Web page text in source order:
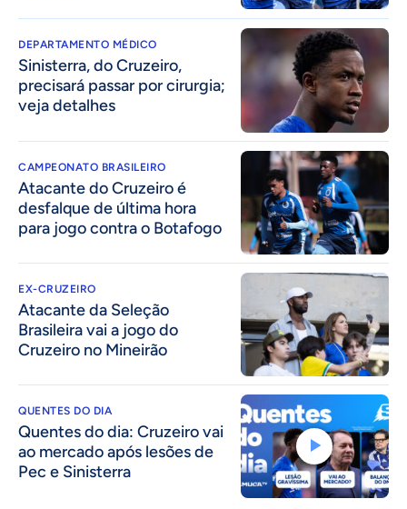
DEPARTAMENTO MÉDICO
Sinisterra, do Cruzeiro,
precisará passar por cirurgia;
veja detalhes
CAMPEONATO BRASILEIRO
Atacante do Cruzeiro é
desfalque de última hora
para jogo contra o Botafogo
EX-CRUZEIRO
Atacante da Seleção
Brasileira vai a jogo do
Cruzeiro no Mineirão
QUENTES DO DIA
Quentes do dia: Cruzeiro vai
ao mercado após lesões de
Pec e Sinisterra